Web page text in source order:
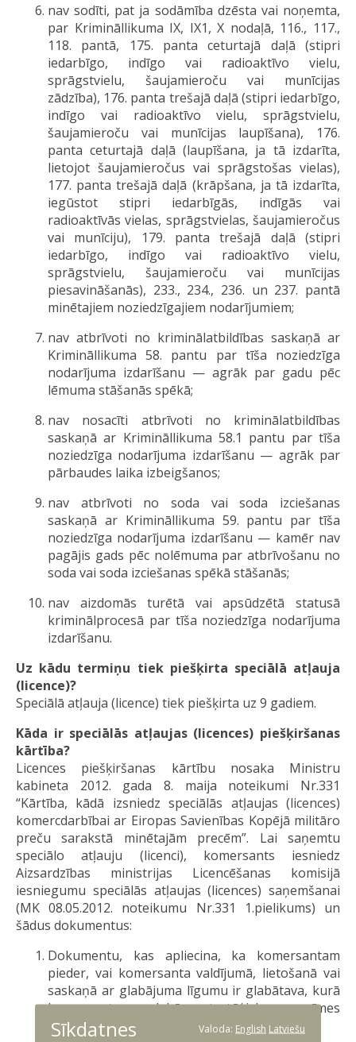
nav sodīti, pat ja sodāmība dzēsta vai noņemta,
par Krimināllikuma IX, IX1, X nodaļā, 116., 117.,
118. pantā, 175. panta ceturtajā daļā (stipri
iedarbīgo, indīgo vai radioaktīvo vielu,
sprāgstvielu, šaujamieroču vai munīcijas
zādzība), 176. panta trešajā daļā (stipri iedarbīgo,
indīgo vai radioaktīvo vielu, sprāgstvielu,
šaujamieroču vai munīcijas laupīšana), 176.
panta ceturtajā daļā (laupīšana, ja tā izdarīta,
lietojot šaujamieročus vai sprāgstošas vielas),
177. panta trešajā daļā (krāpšana, ja tā izdarīta,
iegūstot stipri iedarbīgās, indīgās vai
radioaktīvās vielas, sprāgstvielas, šaujamieročus
vai munīciju), 179. panta trešajā daļā (stipri
iedarbīgo, indīgo vai radioaktīvo vielu,
sprāgstvielu, šaujamieroču vai munīcijas
piesavināšanās), 233., 234., 236. un 237. pantā
minētajiem noziedzīgajiem nodarījumiem;
nav atbrīvoti no kriminālatbildības saskaņā ar
Krimināllikuma 58. pantu par tīša noziedzīga
nodarījuma izdarīšanu — agrāk par gadu pēc
lēmuma stāšanās spēkā;
nav nosacīti atbrīvoti no kriminālatbildības
saskaņā ar Krimināllikuma 58.1 pantu par tīša
noziedzīga nodarījuma izdarīšanu — agrāk par
pārbaudes laika izbeigšanos;
nav atbrīvoti no soda vai soda izciešanas
saskaņā ar Krimināllikuma 59. pantu par tīša
noziedzīga nodarījuma izdarīšanu — kamēr nav
pagājis gads pēc nolēmuma par atbrīvošanu no
soda vai soda izciešanas spēkā stāšanās;
nav aizdomās turētā vai apsūdzētā statusā
kriminālprocesā par tīša noziedzīga nodarījuma
izdarīšanu.
Uz kādu termiņu tiek piešķirta speciālā atļauja
(licence)?
Speciālā atļauja (licence) tiek piešķirta uz 9 gadiem.
Kāda ir speciālās atļaujas (licences) piešķiršanas
kārtība?
Licences piešķiršanas kārtību nosaka Ministru
kabineta 2012. gada 8. maija noteikumi Nr.331
“Kārtība, kādā izsniedz speciālās atļaujas (licences)
komercdarbībai ar Eiropas Savienības Kopējā militāro
preču sarakstā minētajām precēm”. Lai saņemtu
speciālo atļauju (licenci), komersants iesniedz
Aizsardzības ministrijas Licencēšanas komisijā
iesniegumu speciālās atļaujas (licences) saņemšanai
(MK 08.05.2012. noteikumu Nr.331 1.pielikums) un
šādus dokumentus:
Dokumentu, kas apliecina, ka komersantam
pieder, vai komersanta valdījumā, lietošanā vai
saskaņā ar glabājuma līgumu ir glabātava, kurā
komersants uzglabās stratēģiskas nozīmes
preces, kā arī šīs glabātavas plānojumu;
Sīkdatnes Valoda: English Latviešu